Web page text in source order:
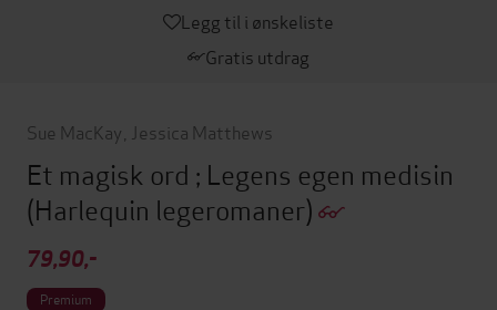
Legg til i ønskeliste
Gratis utdrag
Sue MacKay Jessica Matthews
Et magisk ord ; Legens egen medisin
(Harlequin legeromaner)
79,90,-
Premium